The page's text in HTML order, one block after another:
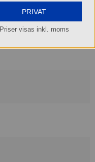
PRIVAT
Priser visas inkl. moms